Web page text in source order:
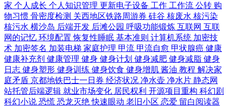
家 个人成长 个人知识管理 更新电子设备 工作 工作流 公转 购
物习惯 骨密度检测 关西地区铁路周游券 硅谷 核废水 核污染
核污水 横沙岛 后端开发 后滩公园 呼吸功能锻炼 互联网 互联
网的记忆 环境配置恢复性睡眠 基本准则 计算机系统 加密技
术 加密签名 加装电梯 家庭护理 甲流 甲流自愈 甲状腺癌 健康
健康补充剂 健康管理 健身 健身计划 健身减肥 健身减脂 健身
日志 健身塑形 健身训练 健身饮食 健身增肌 酱油 教程 解决家
庭矛盾 京都地铁巴士一日券 经济状况 净水壶 净水片 静态网
站托管后端逻辑 就业市场变化 居民权利 开源项目重构 科幻剧
科幻小说 恐慌 恐龙灭绝快速眼动 老旧小区 恋爱 留白阅读器